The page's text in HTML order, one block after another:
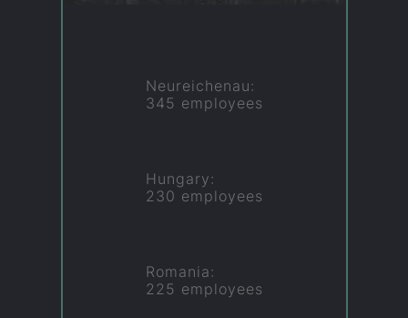
Neureichenau:
345 employees
Hungary:
230 employees
Romania:
225 employees